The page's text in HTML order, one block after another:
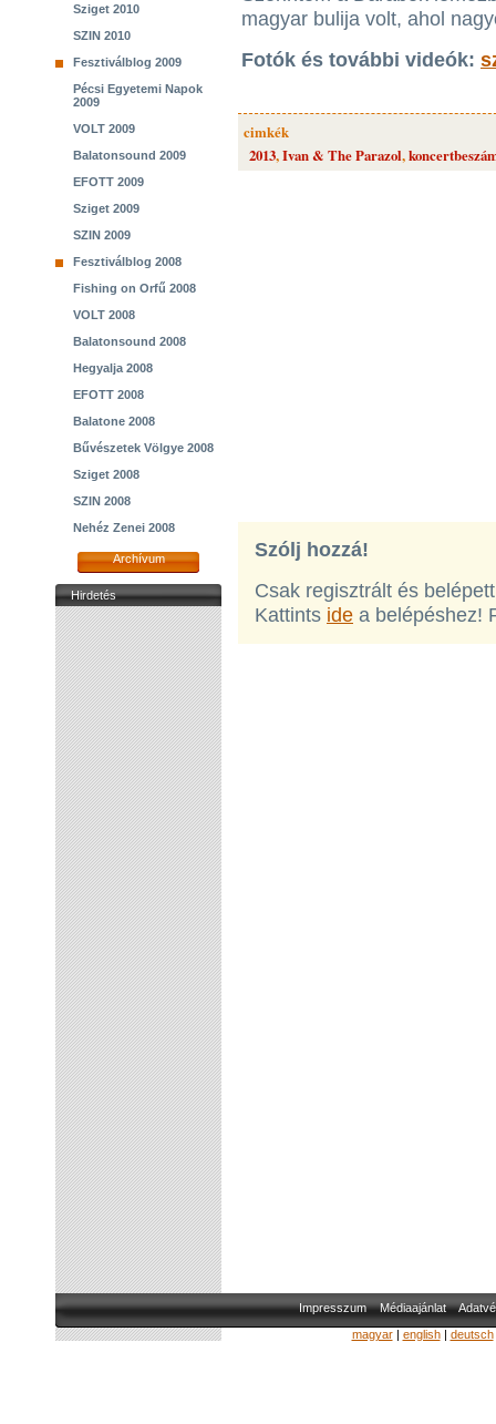
Sziget 2010
SZIN 2010
Fesztiválblog 2009
Pécsi Egyetemi Napok
2009
VOLT 2009
Balatonsound 2009
EFOTT 2009
Sziget 2009
SZIN 2009
Fesztiválblog 2008
Fishing on Orfű 2008
VOLT 2008
Balatonsound 2008
Hegyalja 2008
EFOTT 2008
Balatone 2008
Bűvészetek Völgye 2008
Sziget 2008
SZIN 2008
Nehéz Zenei 2008
Archívum
Hirdetés
magyar bulija volt, ahol
Fotók és további videók:
cimkék
2013,Ivan & The Parazol,
Szólj hozzá!
Csak regisztrált és
Kattints ide a belépéshez!
Impresszum Médiaajánlat
magyar| english| deutsch